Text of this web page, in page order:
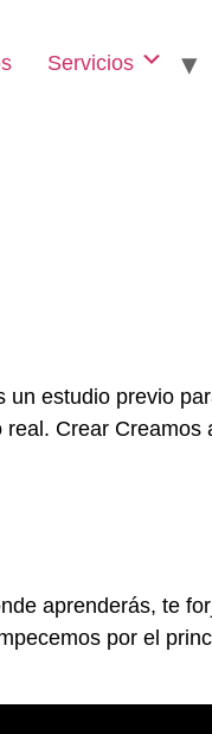
Servicios
un estudio previo
Crear Creamos
aprenderás, te
por el